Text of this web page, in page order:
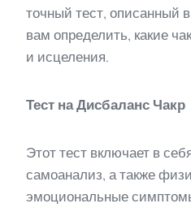
точный тест, описанный
вам определить, какие
и исцеления.
Тест на Дисбаланс Чакр
Этот тест включает в
самоанализ, а также
эмоциональные